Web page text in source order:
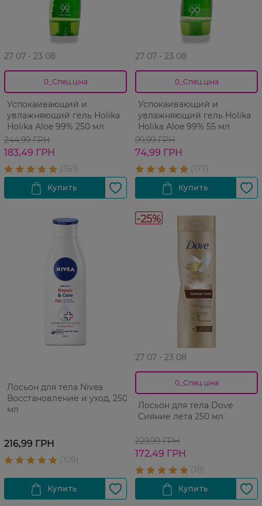
27 07 - 23 08
0_Спец.ціна
Успокаивающий и
увлажняющий гель Holika
Holika Aloe 99% 250 мл
244,99 ГРН
183,49 ГРН
27 07 - 23 08
0_Спец.ціна
Успокаивающий и
увлажняющий гель Holika
Holika Aloe 99% 55 мл
99,99 ГРН
74,99 ГРН
Лосьон для тела Nivea
Восстановление и уход, 250
мл
216,99 ГРН
-25%
27 07 - 23 08
0_Спец.ціна
Лосьон для тела Dove
Сияние лета 250 мл
229,99 ГРН
172,49 ГРН